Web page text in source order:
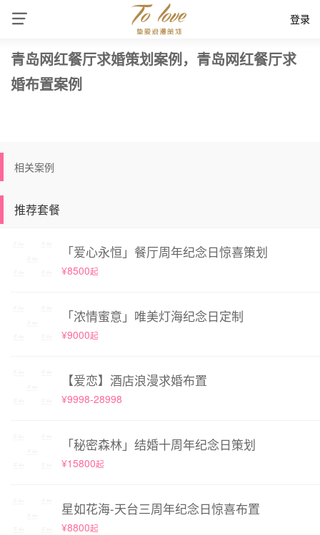
登录
青岛网红餐厅求婚策划案例，青岛网红餐厅求
婚布置案例
相关案例
推荐套餐
「爱心永恒」餐厅周年纪念日惊喜策划
¥8500起
「浓情蜜意」唯美灯海纪念日定制
¥9000起
【爱恋】酒店浪漫求婚布置
¥9998-28998
「秘密森林」结婚十周年纪念日策划
¥15800起
星如花海-天台三周年纪念日惊喜布置
¥8800起